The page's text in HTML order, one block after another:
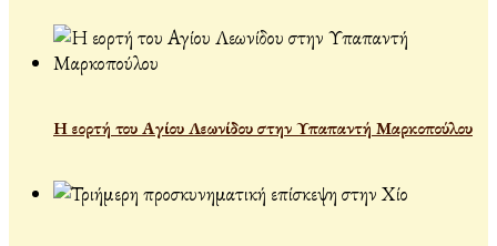
Η εορτή του Αγίου Λεωνίδου στην Υπαπαντή Μαρκοπούλου